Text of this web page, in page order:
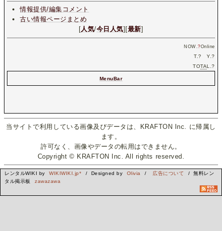
情報提供/編集コメント
古い情報ページまとめ
[人気/今日人気][最新]
NOW.?Online
T.? Y.?
TOTAL.?
MenuBar
当サイトで利用している画像及びデータは、KRAFTON Inc. に帰属し
ます。
許可なく、画像やデータの転用はできません。
Copyright © KRAFTON Inc. All rights reserved.
レンタルWIKI by WIKIWIKI.jp* / Designed by Olivia / 広告について
/ 無料レン
タル掲示板
zawazawa